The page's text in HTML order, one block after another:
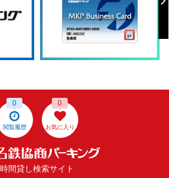
閲覧履歴
0
お気に入り
0
時間貸し検索サイト